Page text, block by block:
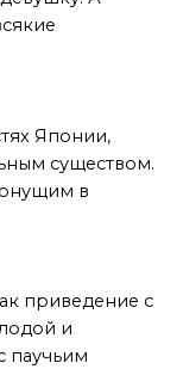
Японии,
существом.
в
приведение с
и
паучьим